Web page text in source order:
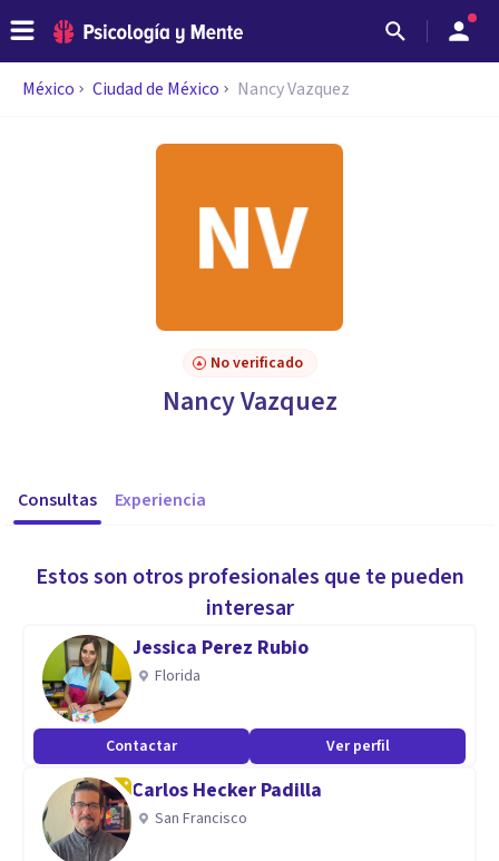
México Ciudad de México Nancy Vazquez
No verificado
Nancy Vazquez
Consultas Experiencia
Estos son otros profesionales que te pueden
interesar
Jessica Perez Rubio
Florida
Contactar Ver perfil
Carlos Hecker Padilla
San Francisco